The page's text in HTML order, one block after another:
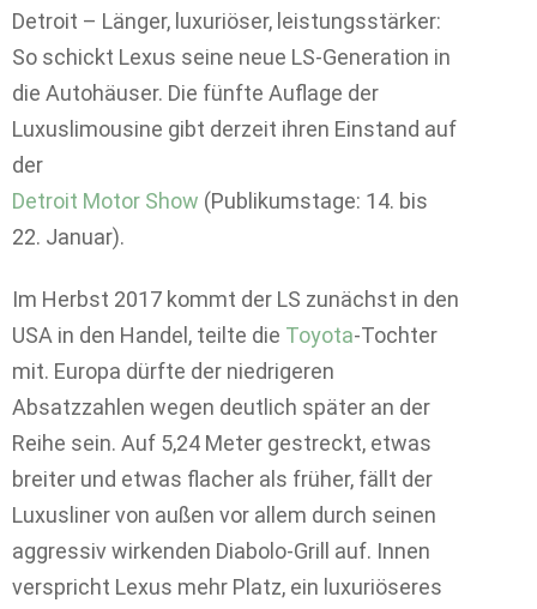
Detroit – Länger, luxuriöser, leistungsstärker:
So schickt Lexus seine neue LS-Generation in
die Autohäuser. Die fünfte Auflage der
Luxuslimousine gibt derzeit ihren Einstand auf
der
Detroit Motor Show (Publikumstage: 14. bis
22. Januar).
Im Herbst 2017 kommt der LS zunächst in den
USA in den Handel, teilte die Toyota-Tochter
mit. Europa dürfte der niedrigeren
Absatzzahlen wegen deutlich später an der
Reihe sein. Auf 5,24 Meter gestreckt, etwas
breiter und etwas flacher als früher, fällt der
Luxusliner von außen vor allem durch seinen
aggressiv wirkenden Diabolo-Grill auf. Innen
verspricht Lexus mehr Platz, ein luxuriöseres